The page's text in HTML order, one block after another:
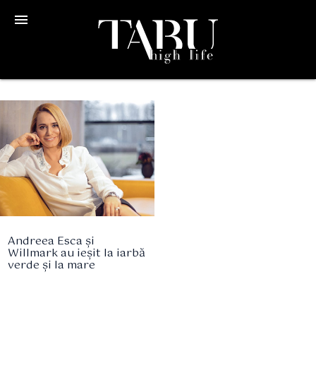
menu
Andreea Esca și
Willmark au ieșit la iarbă
verde și la mare